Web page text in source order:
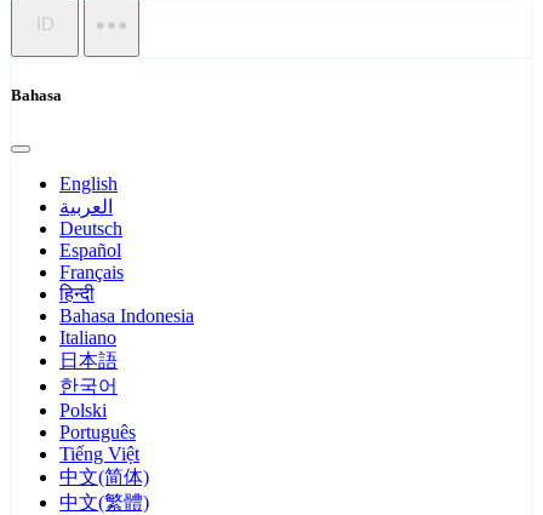
ID
Bahasa
English
العربية
Deutsch
Español
Français
हिन्दी
Bahasa Indonesia
Italiano
日本語
한국어
Polski
Português
Tiếng Việt
中文(简体)
中文(繁體)